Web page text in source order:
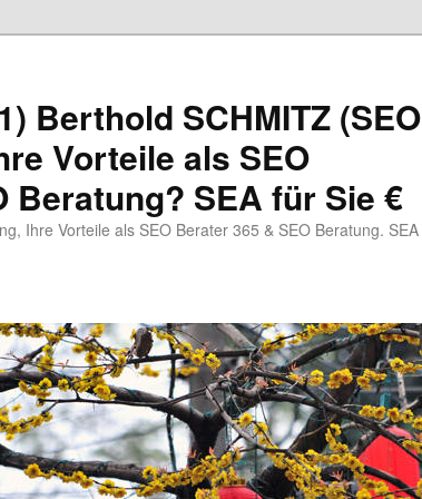
Berthold SCHMITZ (SEO
Vorteile als SEO
Beratung? SEA für Sie €
Ihre Vorteile als SEO Berater 365 & SEO Beratung. SEA